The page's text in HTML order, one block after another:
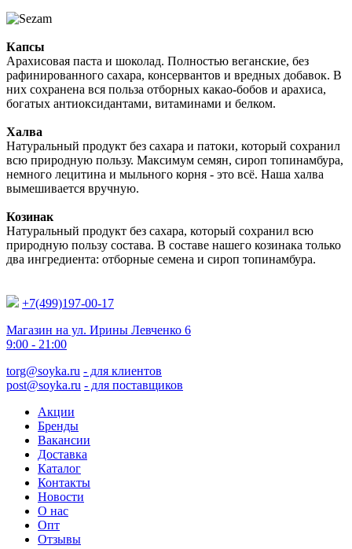
Капсы
Арахисовая паста и шоколад. Полностью веганские, без
рафинированного сахара, консервантов и вредных добавок. В
них сохранена вся польза отборных какао-бобов и арахиса,
богатых антиоксидантами, витаминами и белком.
Халва
Натуральный продукт без сахара и патоки, который сохранил
всю природную пользу. Максимум семян, сироп топинамбура,
немного лецитина и мыльного корня - это всё. Наша халва
вымешивается вручную.
Козинак
Натуральный продукт без сахара, который сохранил всю
природную пользу состава. В составе нашего козинака только
два ингредиента: отборные семена и сироп топинамбура.
+7(499)197-00-17
Магазин на ул. Ирины Левченко 6
9:00 - 21:00
torg@soyka.ru - для клиентов
post@soyka.ru - для поставщиков
Акции
Бренды
Вакансии
Доставка
Каталог
Контакты
Новости
О нас
Опт
Отзывы